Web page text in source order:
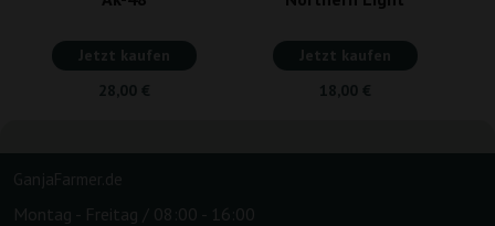
Jetzt kaufen
28,00 €
Jetzt kaufen
18,00 €
GanjaFarmer.de
Montag - Freitag / 08:00 - 16:00